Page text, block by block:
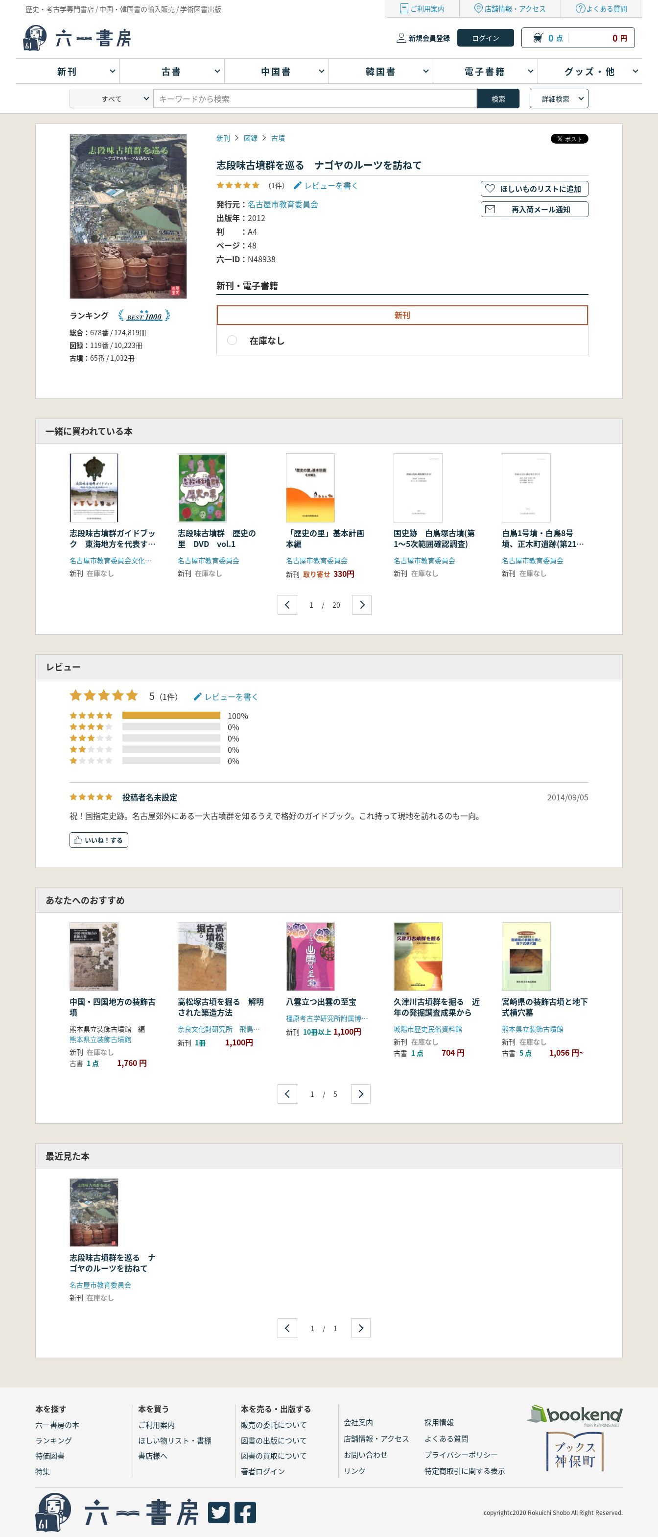
歴史・考古学専門書店 / 中国・韓国書の輸入販売 / 学術図書出版 ご利用案内 店舗情報・アクセス よくある質問
新規会員登録 0 点 0 円
新刊 古書 中国書 韓国書 電子書籍 グッズ・他
詳細検索
ランキング
総合
678番 / 124,819冊
図録
119番 / 10,223冊
古墳
65番 / 1,032冊
新刊 図録 古墳
志段味古墳群を巡る ナゴヤのルーツを訪ねて
（1件）
レビューを書く
発行元
名古屋市教育委員会
出版年
2012
判
A4
ページ
48
六一ID
N48938
新刊・電子書籍
新刊
在庫なし
ほしいものリストに追加
再入荷メール通知
一緒に買われている本
志段味古墳群ガイドブッ
ク 東海地方を代表する
名古屋市教育委員会文化財保護室
新刊 在庫なし
志段味古墳群 歴史の
里 DVD vol.1
名古屋市教育委員会
新刊 在庫なし
「歴史の里」基本計画
本編
名古屋市教育委員会
新刊 取り寄せ 330円
国史跡 白鳥塚古墳(第
1〜5次範囲確認調査)
名古屋市教育委員会
新刊 在庫なし
白鳥1号墳・白鳥8号
墳、正木町遺跡(第21
名古屋市教育委員会
新刊 在庫なし
1 / 20
レビュー
5 （1件）
レビューを書く
100%
0%
0%
0%
0%
投稿者名未設定
2014/09/05
祝！国指定史跡。名古屋郊外にある一大古墳群を知るうえで格好のガイドブック。これ持って現地を訪れるのも一向。
いいね！
あなたへのおすすめ
中国・四国地方の装飾古
墳
熊本県立装飾古墳館 編
熊本県立装飾古墳館
新刊 在庫なし
古書 1 点 1,760 円
高松塚古墳を掘る 解明
された築造方法
奈良文化財研究所 飛鳥資料館
新刊 1冊 1,100円
八雲立つ出雲の至宝
橿原考古学研究所附属博物館
新刊 10冊以上 1,100円
久津川古墳群を掘る 近
年の発掘調査成果から
城陽市歴史民俗資料館
新刊 在庫なし
古書 1 点 704 円
宮崎県の装飾古墳と地下
式横穴墓
熊本県立装飾古墳館
新刊 在庫なし
古書 5 点 1,056 円~
1 / 5
最近見た本
志段味古墳群を巡る ナ
ゴヤのルーツを訪ねて
名古屋市教育委員会
新刊 在庫なし
1 / 1
本を探す
六一書房の本
ランキング
特価図書
特集
本を買う
ご利用案内
ほしい物リスト・書棚
書店様へ
本を売る・出版する
販売の委託について
図書の出版について
図書の買取について
著者ログイン
会社案内
採用情報
店舗情報・アクセス
よくある質問
お問い合わせ
プライバシーポリシー
リンク
特定商取引に関する表示
copyrightc2020 Rokuichi Shobo All Right Reserved.